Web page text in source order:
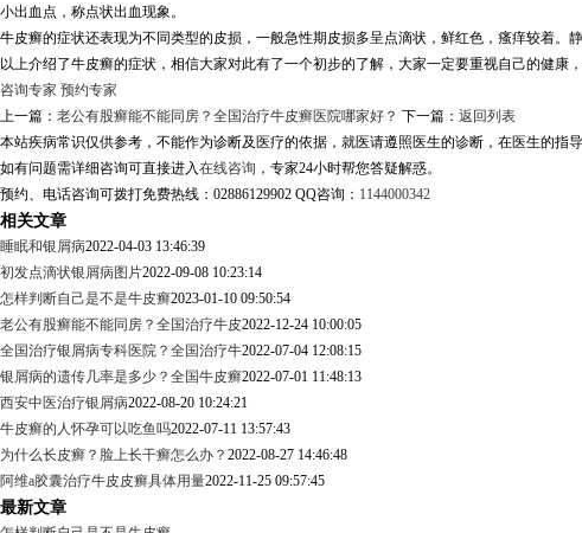
小出血点，称点状出血现象。
牛皮癣的症状还表现为不同类型的皮损，一般急性期皮损多呈点滴状，鲜红色，瘙痒较着。
以上介绍了牛皮癣的症状，相信大家对此有了一个初步的了解，大家一定要重视自己的健康
咨询专家 预约专家
上一篇： 老公有股癣能不能同房？全国治疗牛皮癣医院哪家好？ 下一篇： 返回列表
本站疾病常识仅供参考，不能作为诊断及医疗的依据，就医请遵照医生的诊断，在医生的指导
如有问题需详细咨询可直接进入在线咨询 ，专家24小时帮您答疑解惑。
预约、电话咨询可拨打免费热线：02886129902 QQ咨询： 1144000342
相关文章
睡眠和银屑病2022-04-03 13:46:39
初发点滴状银屑病图片2022-09-08 10:23:14
怎样判断自己是不是牛皮癣2023-01-10 09:50:54
老公有股癣能不能同房？全国治疗牛皮2022-12-24 10:00:05
全国治疗银屑病专科医院？全国治疗牛2022-07-04 12:08:15
银屑病的遗传几率是多少？全国牛皮癣2022-07-01 11:48:13
西安中医治疗银屑病2022-08-20 10:24:21
牛皮癣的人怀孕可以吃鱼吗2022-07-11 13:57:43
为什么长皮癣？脸上长干癣怎么办？ 2022-08-27 14:46:48
阿维a胶囊治疗牛皮皮癣具体用量2022-11-25 09:57:45
最新文章